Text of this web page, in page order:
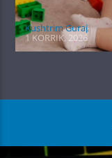
Kushtrim Guraj
1 KORRIK, 2026